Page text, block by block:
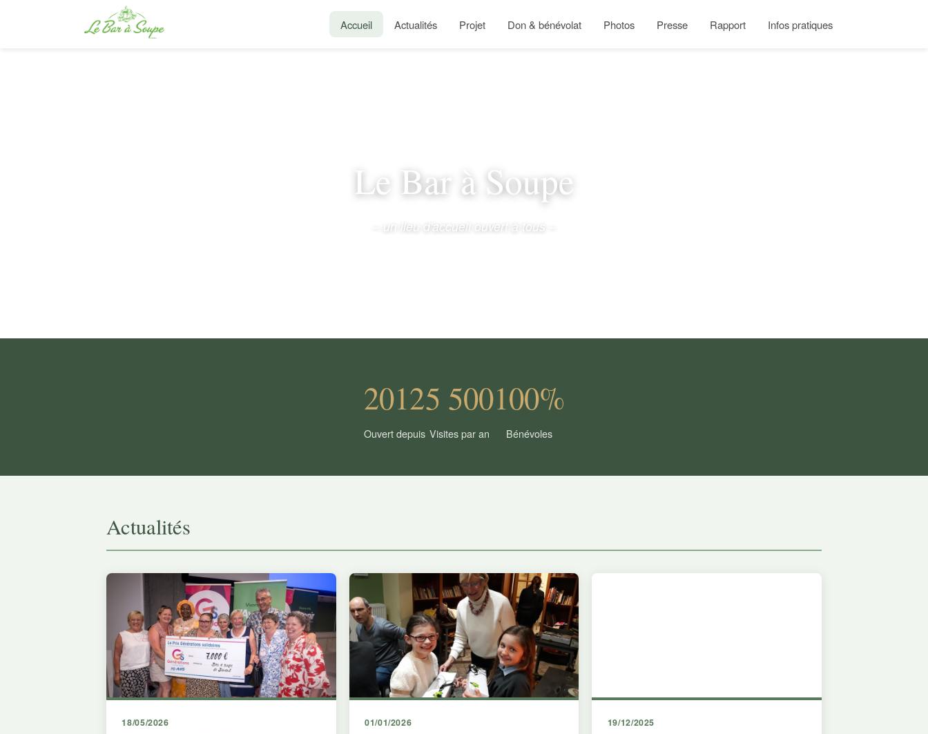
Accueil Actualités Projet Don & bénévolat Photos Presse Rapport Infos pratiques
Le Bar à Soupe
– un lieu d'accueil ouvert à tous –
2012
Ouvert depuis
5 500
Visites par an
100%
Bénévoles
Actualités
18/05/2026 01/01/2026 19/12/2025